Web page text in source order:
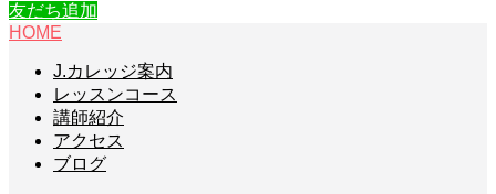
友だち追加
HOME
J.カレッジ案内
レッスンコース
講師紹介
アクセス
ブログ